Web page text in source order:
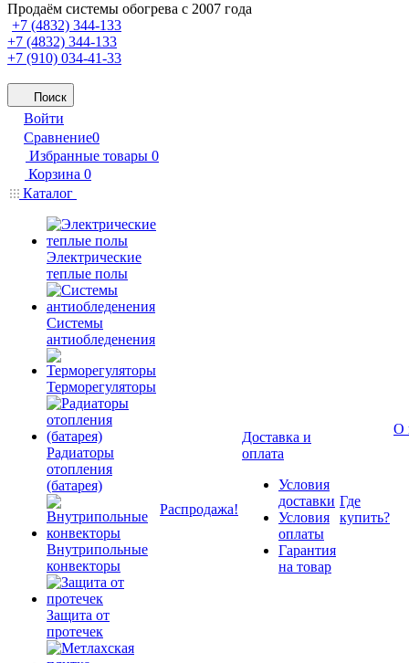
Продаём системы обогрева с 2007 года
+7 (4832) 344-133
+7 (4832) 344-133
+7 (910) 034-41-33
Поиск
Войти
Сравнение0
Избранные товары 0
Корзина 0
Каталог
Электрические
теплые полы
Системы
антиобледенения
Терморегуляторы
Радиаторы
отопления
(батарея)
Внутрипольные
конвекторы
Защита от
протечек
Распродажа!
Доставка и
оплата
Условия
доставки
Условия
оплаты
Гарантия
на товар
Где
купить?
О